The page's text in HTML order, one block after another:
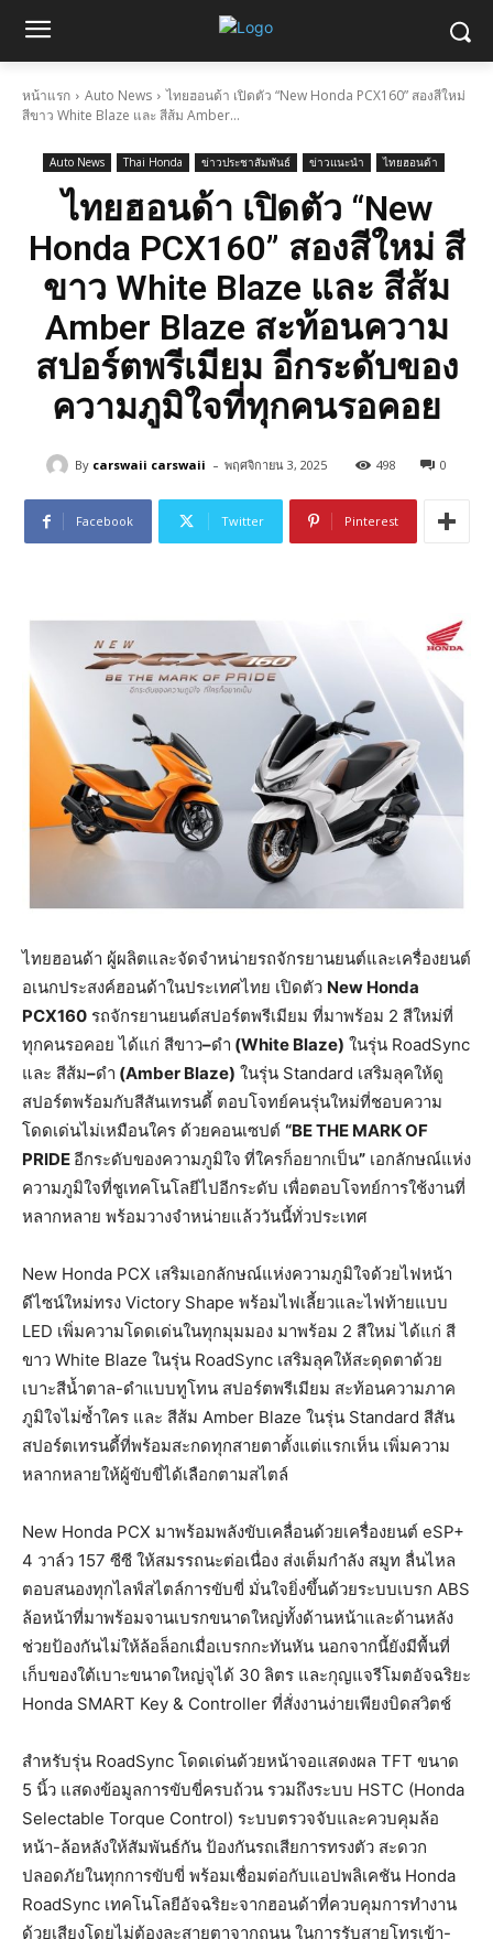
หน้าแรก Auto News
ไทยฮอนด้า เปิดตัว “New Honda PCX160” สองสีใหม่
สีขาว White Blaze และ สีส้ม Amber...
Auto News Thai Honda ข่าวประชาสัมพันธ์ ข่าวแนะนำ ไทยฮอนด้า
ไทยฮอนด้า เปิดตัว “New
Honda PCX160” สองสีใหม่ สี
ขาว White Blaze และ สีส้ม
Amber Blaze สะท้อนความ
สปอร์ตพรีเมียม อีกระดับของ
ความภูมิใจที่ทุกคนรอคอย
By carswaii carswaii - พฤศจิกายน 3, 2025 498 0
Facebook Twitter Pinterest
ไทยฮอนด้า ผู้ผลิตและจัดจำหน่ายรถจักรยานยนต์และเครื่องยนต์
อเนกประสงค์ฮอนด้าในประเทศไทย เปิดตัว New Honda
PCX160 รถจักรยานยนต์สปอร์ตพรีเมียม ที่มาพร้อม 2 สีใหม่ที่
ทุกคนรอคอย ได้แก่ สีขาว–ดำ (White Blaze) ในรุ่น RoadSync
และ สีส้ม–ดำ (Amber Blaze) ในรุ่น Standard เสริมลุคให้ดู
สปอร์ตพร้อมกับสีสันเทรนดี้ ตอบโจทย์คนรุ่นใหม่ที่ชอบความ
โดดเด่นไม่เหมือนใคร ด้วยคอนเซปต์ “BE THE MARK OF
PRIDE อีกระดับของความภูมิใจ ที่ใครก็อยากเป็น” เอกลักษณ์แห่ง
ความภูมิใจที่ชูเทคโนโลยีไปอีกระดับ เพื่อตอบโจทย์การใช้งานที่
หลากหลาย พร้อมวางจำหน่ายแล้ววันนี้ทั่วประเทศ
New Honda PCX เสริมเอกลักษณ์แห่งความภูมิใจด้วยไฟหน้า
ดีไซน์ใหม่ทรง Victory Shape พร้อมไฟเลี้ยวและไฟท้ายแบบ
LED เพิ่มความโดดเด่นในทุกมุมมอง มาพร้อม 2 สีใหม่ ได้แก่ สี
ขาว White Blaze ในรุ่น RoadSync เสริมลุคให้สะดุดตาด้วย
เบาะสีน้ำตาล-ดำแบบทูโทน สปอร์ตพรีเมียม สะท้อนความภาค
ภูมิใจไม่ซ้ำใคร และ สีส้ม Amber Blaze ในรุ่น Standard สีสัน
สปอร์ตเทรนดี้ที่พร้อมสะกดทุกสายตาตั้งแต่แรกเห็น เพิ่มความ
หลากหลายให้ผู้ขับขี่ได้เลือกตามสไตล์
New Honda PCX มาพร้อมพลังขับเคลื่อนด้วยเครื่องยนต์ eSP+
4 วาล์ว 157 ซีซี ให้สมรรถนะต่อเนื่อง ส่งเต็มกำลัง สมูท ลื่นไหล
ตอบสนองทุกไลฟ์สไตล์การขับขี่ มั่นใจยิ่งขึ้นด้วยระบบเบรก ABS
ล้อหน้าที่มาพร้อมจานเบรกขนาดใหญ่ทั้งด้านหน้าและด้านหลัง
ช่วยป้องกันไม่ให้ล้อล็อกเมื่อเบรกกะทันหัน นอกจากนี้ยังมีพื้นที่
เก็บของใต้เบาะขนาดใหญ่จุได้ 30 ลิตร และกุญแจรีโมตอัจฉริยะ
Honda SMART Key & Controller ที่สั่งงานง่ายเพียงบิดสวิตช์
สำหรับรุ่น RoadSync โดดเด่นด้วยหน้าจอแสดงผล TFT ขนาด
5 นิ้ว แสดงข้อมูลการขับขี่ครบถ้วน รวมถึงระบบ HSTC (Honda
Selectable Torque Control) ระบบตรวจจับและควบคุมล้อ
หน้า-ล้อหลังให้สัมพันธ์กัน ป้องกันรถเสียการทรงตัว สะดวก
ปลอดภัยในทุกการขับขี่ พร้อมเชื่อมต่อกับแอปพลิเคชัน Honda
RoadSync เทคโนโลยีอัจฉริยะจากฮอนด้าที่ควบคุมการทำงาน
ด้วยเสียงโดยไม่ต้องละสายตาจากถนน ในการรับสายโทรเข้า-